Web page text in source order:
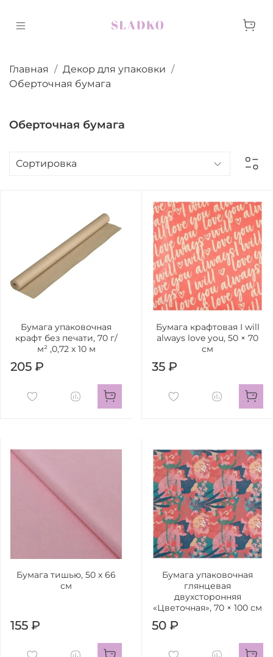
Главная
Декор для упаковки
Оберточная бумага
Оберточная бумага
Бумага упаковочная
крафт без печати, 70 г/
м² ,0,72 х 10 м
205 ₽
Бумага крафтовая I will
always love you, 50 × 70
см
35 ₽
Бумага тишью, 50 х 66
см
155 ₽
Бумага упаковочная
глянцевая
двухсторонняя
«Цветочная», 70 × 100 см
50 ₽